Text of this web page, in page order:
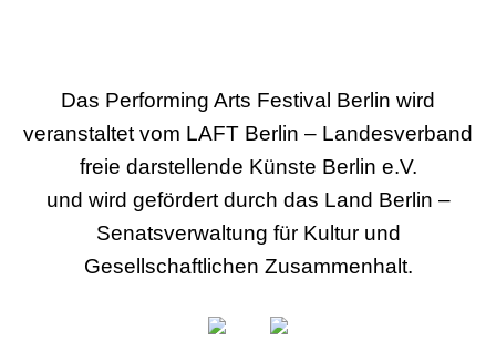
Das Performing Arts Festival Berlin wird
veranstaltet vom LAFT Berlin – Landesverband
freie darstellende Künste Berlin e.V.
und wird gefördert durch das Land Berlin –
Senatsverwaltung für Kultur und
Gesellschaftlichen Zusammenhalt.